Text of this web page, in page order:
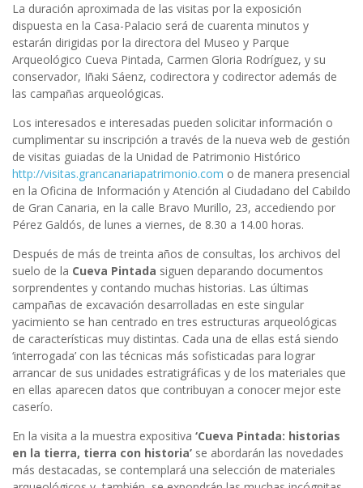
La duración aproximada de las visitas por la exposición
dispuesta en la Casa-Palacio será de cuarenta minutos y
estarán dirigidas por la directora del Museo y Parque
Arqueológico Cueva Pintada, Carmen Gloria Rodríguez, y su
conservador, Iñaki Sáenz, codirectora y codirector además de
las campañas arqueológicas.
Los interesados e interesadas pueden solicitar información o
cumplimentar su inscripción a través de la nueva web de gestión
de visitas guiadas de la Unidad de Patrimonio Histórico
http://visitas.grancanariapatrimonio.com o de manera presencial
en la Oficina de Información y Atención al Ciudadano del Cabildo
de Gran Canaria, en la calle Bravo Murillo, 23, accediendo por
Pérez Galdós, de lunes a viernes, de 8.30 a 14.00 horas.
Después de más de treinta años de consultas, los archivos del
suelo de la Cueva Pintada siguen deparando documentos
sorprendentes y contando muchas historias. Las últimas
campañas de excavación desarrolladas en este singular
yacimiento se han centrado en tres estructuras arqueológicas
de características muy distintas. Cada una de ellas está siendo
‘interrogada’ con las técnicas más sofisticadas para lograr
arrancar de sus unidades estratigráficas y de los materiales que
en ellas aparecen datos que contribuyan a conocer mejor este
caserío.
En la visita a la muestra expositiva ‘Cueva Pintada: historias
en la tierra, tierra con historia’ se abordarán las novedades
más destacadas, se contemplará una selección de materiales